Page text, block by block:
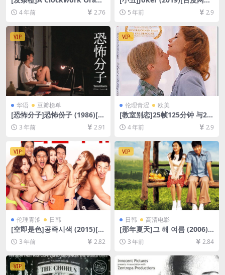
e (1971)[百度网盘+迅雷云盘
资源1080P超清未删减][MP4/
8.7GB][中英字幕]
4 年前 2.76
+迅雷云盘资源1080P超清未
删减][MP4/7.7GB][中英字幕]
5 年前 2.9
VIP
华语 豆瓣榜单
[恐怖分子]恐怖份子 (1986)[百
度网盘+夸克网盘+迅雷云盘资
源1080P超清未删减][MP4/6
3 年前 2.91
VIP
伦理青涩 欧美
[教室别恋]25帧125分钟 与24
帧130 分钟版本一致 Lust oc
h fägring stor (1995)[百度网
未删减][MP4/GB][中英字幕]
4 年前 2.9
VIP
伦理青涩 日韩
[空即是色]공즉시색 (2015)[百
度网盘+夸克网盘资源1080P
超清未删减][MP4/5GB][韩语
中字][视频文件+防和谐加密压
缩包]
3 年前 2.82
VIP
日韩 高清电影
[那年夏天]그 해 여름 (2006)
[百度网盘+迅雷云盘资源1080
P超清未删减][MP4/6.9GB][韩
3 年前 2.84
VIP